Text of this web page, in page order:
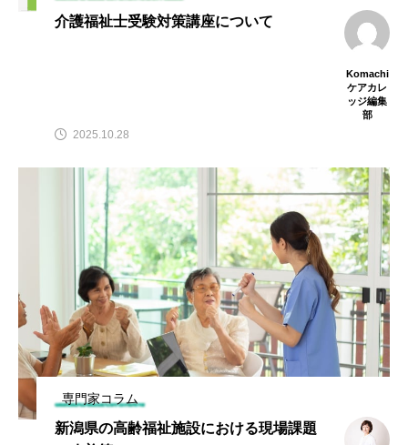
介護福祉士受験対策講座について
Komachi
ケアカレ
ッジ編集
部
2025.10.28
専門家コラム
新潟県の高齢福祉施設における現場課題